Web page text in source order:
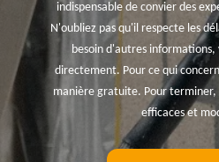
indispensable de convier des
N'oubliez pas qu'il respecte les
besoin d'autres
directement. Pour ce qui
manière gratuite. Pour terminer,
efficaces et